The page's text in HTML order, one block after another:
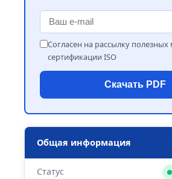
Согласен на рассылку полезных
сертификации ISO
Скачать PDF
Общая информация
Статус